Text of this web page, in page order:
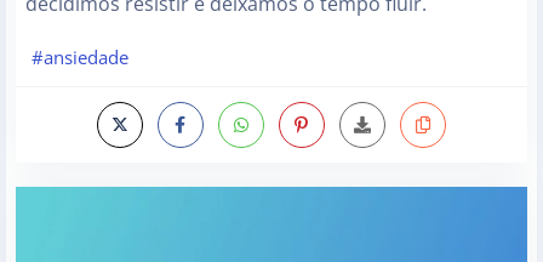
#ansiedade